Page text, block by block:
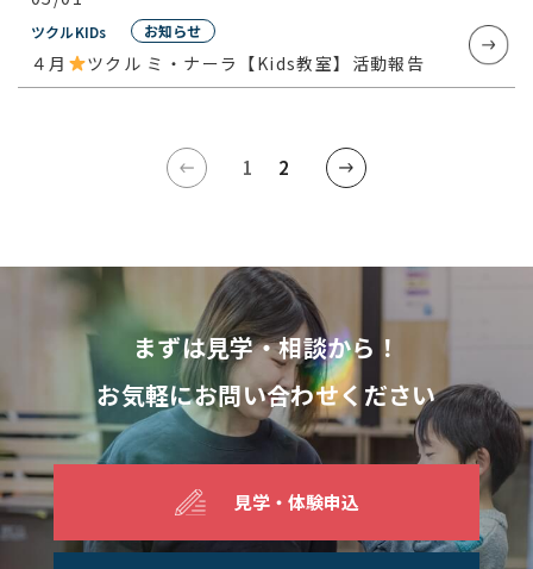
ツクルKIDs お知らせ
４月 ツクル ミ・ナーラ【Kids教室】活動報告
1 2
まずは見学・相談から！
お気軽にお問い合わせください
見学・体験申込